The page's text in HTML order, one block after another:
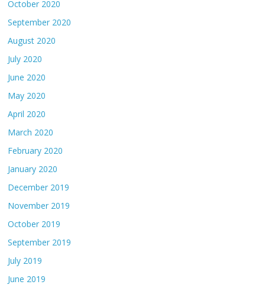
October 2020
September 2020
August 2020
July 2020
June 2020
May 2020
April 2020
March 2020
February 2020
January 2020
December 2019
November 2019
October 2019
September 2019
July 2019
June 2019